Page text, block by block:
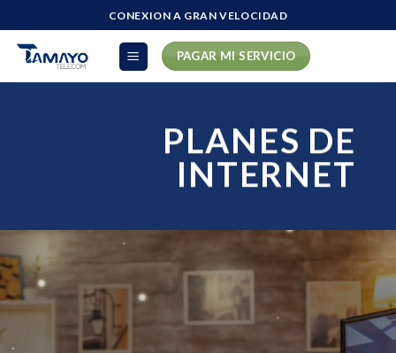
to
content
CONEXION A GRAN VELOCIDAD
PAGAR MI SERVICIO
PLANES DE
INTERNET